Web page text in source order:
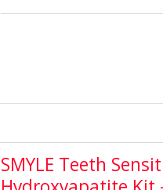
SMYLE Teeth